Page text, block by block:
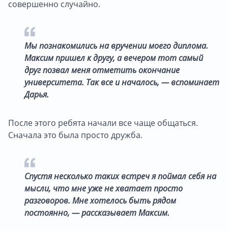
совершенно случайно.
Мы познакомились на вручении моего диплома.
Максим пришел к другу, а вечером тот самый
друг позвал меня отметить окончание
университета. Так все и началось, — вспоминает
Дарья.
После этого ребята начали все чаще общаться.
Сначала это была просто дружба.
Спустя несколько таких встреч я поймал себя на
мысли, что мне уже не хватает просто
разговоров. Мне хотелось быть рядом
постоянно, — рассказывает Максим.